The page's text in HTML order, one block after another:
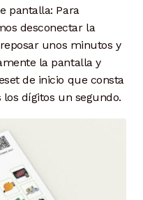
pantalla: Para
desconectar la
unos minutos y
la pantalla y
de inicio que consta
dígitos un segundo.